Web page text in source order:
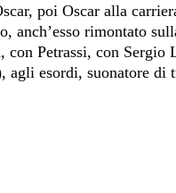
poi Oscar alla
rimontato
Petrassi, con Sergio
esordi, suonatore di